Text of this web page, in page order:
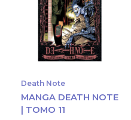
Death Note
MANGA DEATH NOTE
| TOMO 11